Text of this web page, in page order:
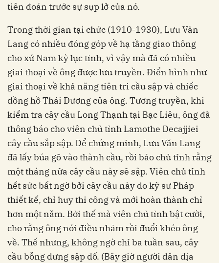
tiên đoán trước sự sụp lở của nó.
Trong thời gian tại chức (1910-1930), Lưu Văn
Lang có nhiều đóng góp về hạ tầng giao thông
cho xứ Nam kỳ lục tỉnh, vì vậy mà đã có nhiều
giai thoại về ông được lưu truyền. Điển hình như
giai thoại về khả năng tiên tri cầu sập và chiếc
đồng hồ Thái Dương của ông. Tương truyền, khi
kiểm tra cây cầu Long Thạnh tại Bạc Liêu, ông đã
thông báo cho viên chủ tỉnh Lamothe Decajjiei
cây cầu sắp sập. Để chứng minh, Lưu Văn Lang
đã lấy búa gõ vào thành cầu, rồi bảo chủ tỉnh rằng
một tháng nữa cây cầu này sẽ sập. Viên chủ tỉnh
hết sức bất ngờ bởi cây cầu này do kỹ sư Pháp
thiết kế, chỉ huy thi công và mới hoàn thành chỉ
hơn một năm. Bởi thế mà viên chủ tỉnh bật cười,
cho rằng ông nói điều nhảm rồi đuổi khéo ông
về. Thế nhưng, không ngờ chỉ ba tuần sau, cây
cầu bỗng dưng sập đổ. (Bây giờ người dân địa